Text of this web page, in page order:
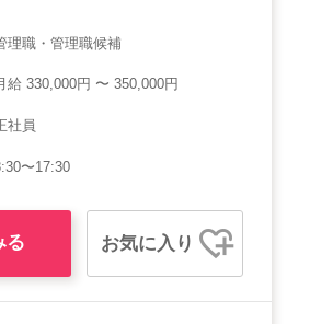
理職・管理職候補
給 330,000円 〜 350,000円
社員
〜17:30
る お気に入り